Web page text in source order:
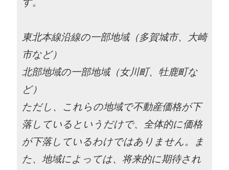
す。
東北本線沿線の一部地域（多賀城市、大崎
市など）
北部地域の一部地域（女川町、牡鹿町な
ど）
ただし、これらの地域で不動産価格が下
落しているというだけで、全体的に価格
が下落しているわけではありません。ま
た、地域によっては、将来的に期待され